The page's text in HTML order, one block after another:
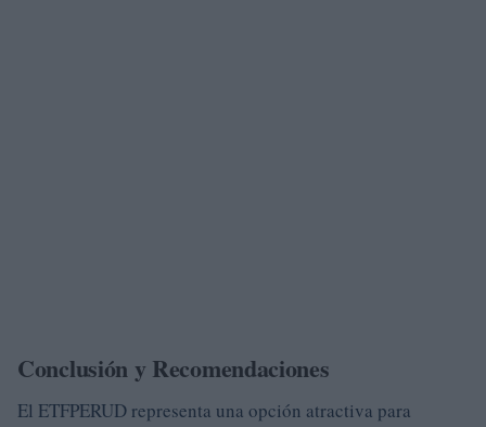
Conclusión y Recomendaciones
El ETFPERUD representa una opción atractiva para